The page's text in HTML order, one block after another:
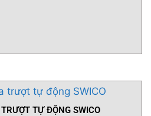
TỰ ĐỘNG SWICO